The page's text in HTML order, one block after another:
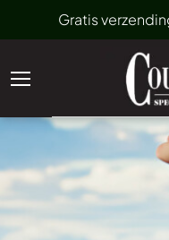
Gratis